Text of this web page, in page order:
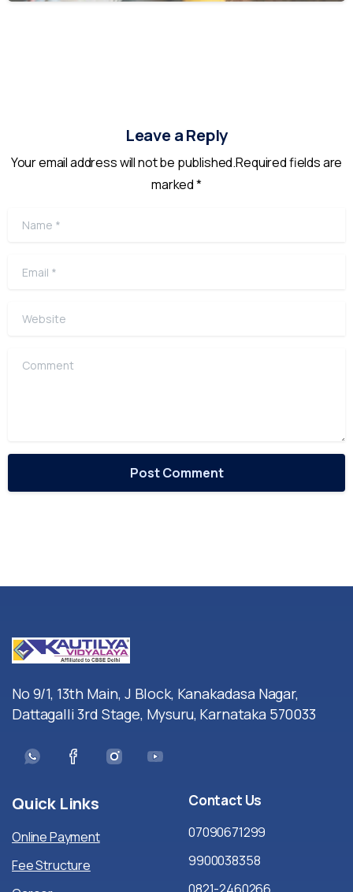
Leave a Reply
Your email address will not be published.Required fields are
marked *
Name
Email
Website
Comment
No 9/1, 13th Main, J Block, Kanakadasa Nagar,
Dattagalli 3rd Stage, Mysuru, Karnataka 570033
Quick Links
Online Payment
Fee Structure
Contact Us
07090671299
9900038358